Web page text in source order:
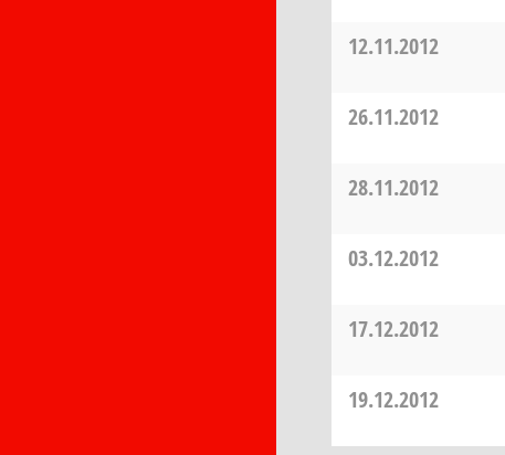
12.11.2012
26.11.2012
28.11.2012
03.12.2012
17.12.2012
19.12.2012